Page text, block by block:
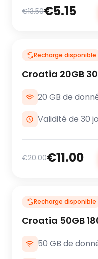
€13.50€5.15
Recharge disponible
Croatia 20GB
20 GB de
Validité de 30
€20.00€11.00
Recharge disponible
Croatia 50GB
50 GB de